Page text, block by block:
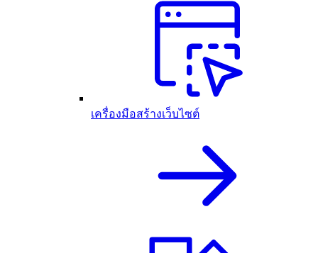
เครื่องมือสร้างเว็บไซต์